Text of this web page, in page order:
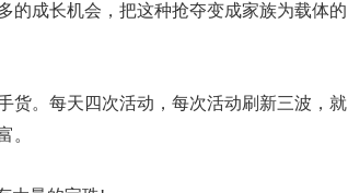
的成长机会，把这种抢夺变成家族为载体的
货。每天四次活动，每次活动刷新三波，就
。